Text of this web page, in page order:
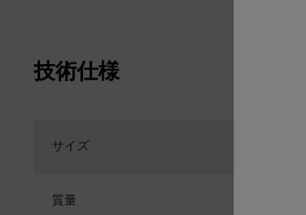
技術仕様
サイズ
質量